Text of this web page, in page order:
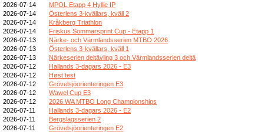
2026-07-14
MPOL Etapp 4 Hyllie IP
2026-07-14
Österlens 3-kvällars, kväll 2
2026-07-14
Kråkberg Triathlon
2026-07-14
Friskus Sommarsprint Cup - Etapp 1
2026-07-13
Närke- och Värmlandsserien MTBO 2026
2026-07-13
Österlens 3-kvällars, kväll 1
2026-07-13
Närkeserien deltävling 3 och Värmlandsserien deltä
2026-07-12
Hallands 3-dagars 2026 - E3
2026-07-12
Høst test
2026-07-12
Grövelsjöorienteringen E3
2026-07-12
Wawel Cup E3
2026-07-12
2026 WA MTBO Long Championships
2026-07-11
Hallands 3-dagars 2026 - E2
2026-07-11
Bergslagsserien 2
2026-07-11
Grövelsjöorienteringen E2